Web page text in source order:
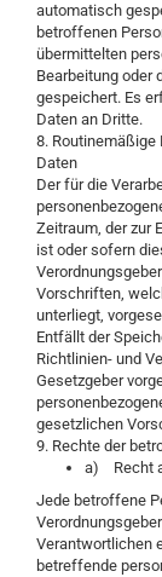
automatisch
betroffenen
übermittelten
Bearbeitung oder
gespeichert. Es
Daten an Dritte.
8. Routinemäßige
Daten
Der für die
Zeitraum, der zur
ist oder sofern
Vorschriften,
unterliegt,
Entfällt der
Richtlinien- und
Gesetzgeber
gesetzlichen
9. Rechte der
a) Recht
Jede betroffene
Verantwortlichen
betreffende